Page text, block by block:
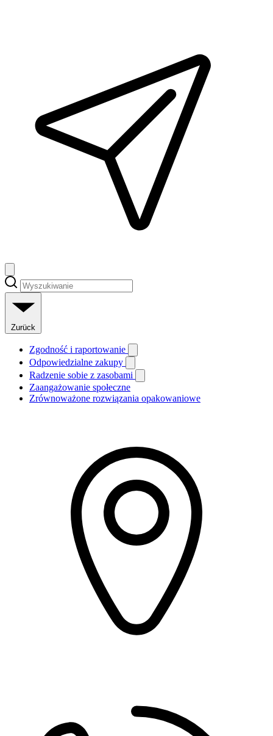
Zurück
Zgodność i raportowanie
Odpowiedzialne zakupy
Radzenie sobie z zasobami
Zaangażowanie społeczne
Zrównoważone rozwiązania opakowaniowe